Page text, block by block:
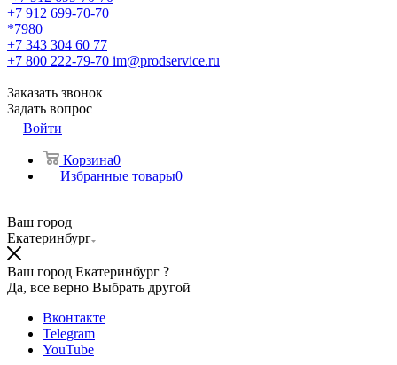
+7 912 699-70-70
*7980
+7 343 304 60 77
+7 800 222-79-70 im@prodservice.ru
Заказать звонок
Задать вопрос
Войти
Корзина0
Избранные товары0
Ваш город
Екатеринбург
Ваш город Екатеринбург ?
Да, все верно Выбрать другой
Вконтакте
Telegram
YouTube